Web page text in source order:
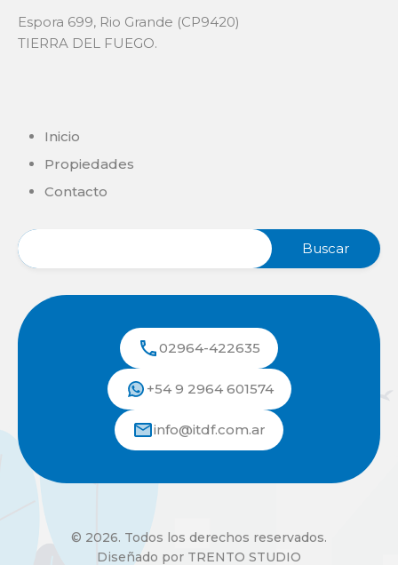
Espora 699, Rio Grande (CP9420)
TIERRA DEL FUEGO.
Inicio
Propiedades
Contacto
02964-422635
+54 9 2964 601574
info@itdf.com.ar
© 2026. Todos los derechos reservados.
Diseñado por TRENTO STUDIO